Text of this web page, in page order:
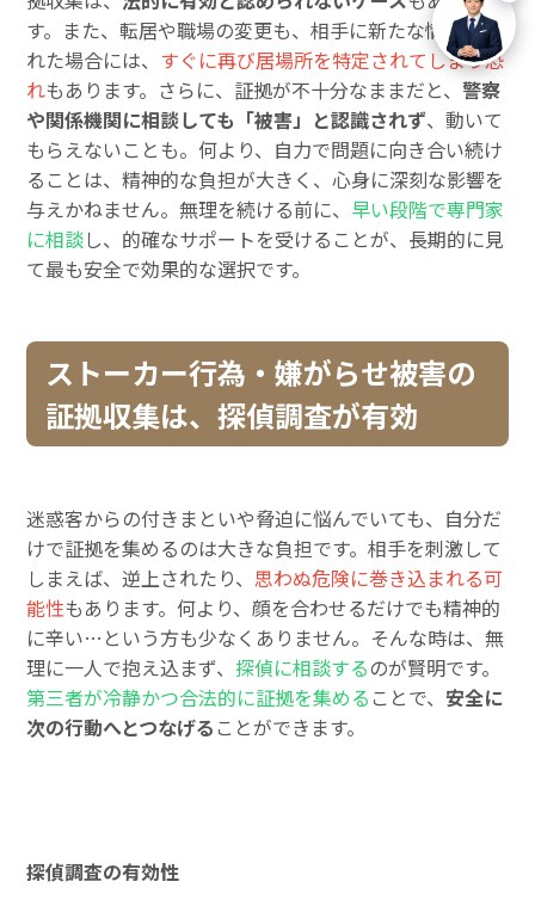
す。また、転居や職場の変更も、相手に新たな情報が漏
れた場合には、 すぐに再び居場所を特定されてしまう恐
れもあります。さらに、証拠が不十分なままだと、警察
や関係機関に相談しても「被害」と認識されず、動いて
もらえないことも。何より、自力で問題に向き合い続け
ることは、精神的な負担が大きく、心身に深刻な影響を
与えかねません。無理を続ける前に、 早い段階で専門家
に相談し、的確なサポートを受けることが、長期的に見
て最も安全で効果的な選択です。
ストーカー行為・嫌がらせ被害の
証拠収集は、探偵調査が有効
迷惑客からの付きまといや脅迫に悩んでいても、自分だ
けで証拠を集めるのは大きな負担です。相手を刺激して
しまえば、逆上されたり、思わぬ危険に巻き込まれる可
能性もあります。何より、顔を合わせるだけでも精神的
に辛い…という方も少なくありません。そんな時は、無
理に一人で抱え込まず、探偵に相談するのが賢明です。
第三者が冷静かつ合法的に証拠を集める ことで、安全に
次の行動へとつなげる ことができます。
探偵調査の有効性